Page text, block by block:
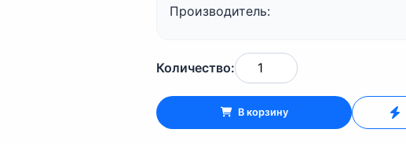
Производитель:
Количество:
В корзину